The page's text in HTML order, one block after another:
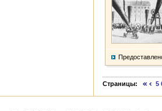
Страницы: 5